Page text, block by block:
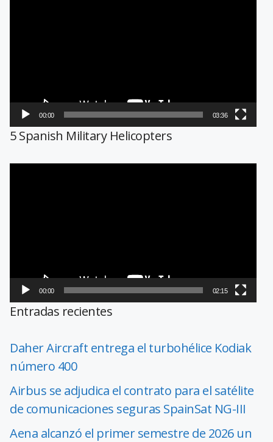
00:00 03:36
5 Spanish Military Helicopters
00:00 02:15
Entradas recientes
Daher Aircraft entrega el turbohélice Kodiak
número 400
Airbus se adjudica el contrato para el satélite
de comunicaciones seguras SpainSat NG-III
Aena alcanzó el primer semestre de 2026 un